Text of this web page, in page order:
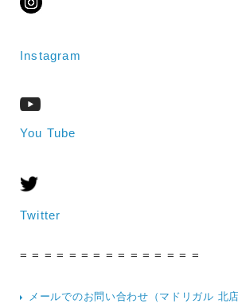
Instagram
You Tube
Twitter
= = = = = = = = = = = = = = =
メールでのお問い合わせ（マドリガル 北店